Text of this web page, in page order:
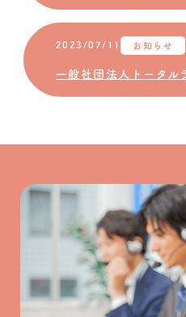
2023/07/11 お知らせ